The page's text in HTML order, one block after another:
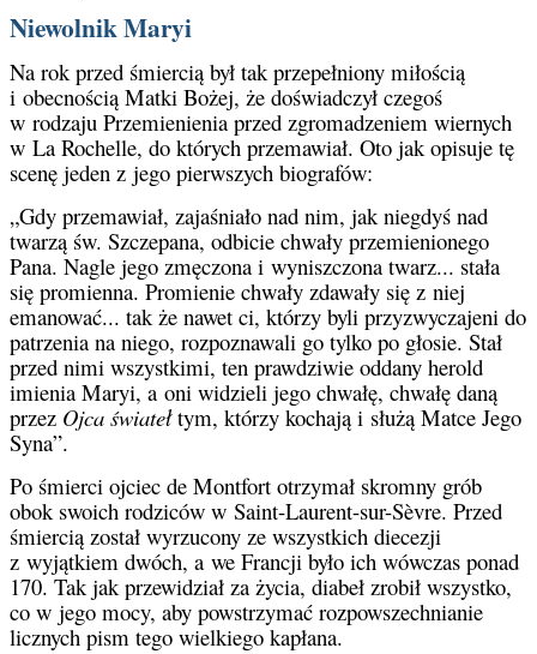
Niewolnik Maryi
Na rok przed śmiercią był tak przepełniony miłością
i obecnością Matki Bożej, że doświadczył czegoś
w rodzaju Przemienienia przed zgromadzeniem wiernych
w La Rochelle, do których przemawiał. Oto jak opisuje tę
scenę jeden z jego pierwszych biografów:
„Gdy przemawiał, zajaśniało nad nim, jak niegdyś nad
twarzą św. Szczepana, odbicie chwały przemienionego
Pana. Nagle jego zmęczona i wyniszczona twarz... stała
się promienna. Promienie chwały zdawały się z niej
emanować... tak że nawet ci, którzy byli przyzwyczajeni do
patrzenia na niego, rozpoznawali go tylko po głosie. Stał
przed nimi wszystkimi, ten prawdziwie oddany herold
imienia Maryi, a oni widzieli jego chwałę, chwałę daną
przez Ojca światełtym, którzy kochają i służą Matce Jego
Syna”.
Po śmierci ojciec de Montfort otrzymał skromny grób
obok swoich rodziców w Saint-Laurent-sur-Sèvre. Przed
śmiercią został wyrzucony ze wszystkich diecezji
z wyjątkiem dwóch, a we Francji było ich wówczas ponad
170. Tak jak przewidział za życia, diabeł zrobił wszystko,
co w jego mocy, aby powstrzymać rozpowszechnianie
licznych pism tego wielkiego kapłana.